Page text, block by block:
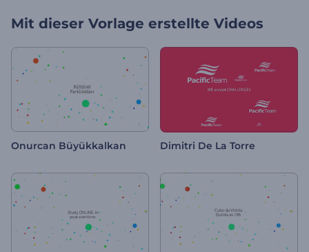
Mit dieser Vorlage erstellte Videos
Onurcan Büyükkalkan Dimitri De La Torre